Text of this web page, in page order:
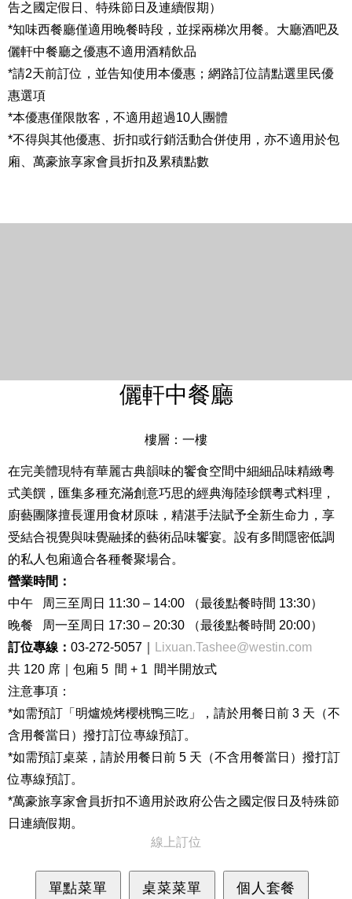
告之國定假日、特殊節日及連續假期）
*知味西餐廳僅適用晚餐時段，並採兩梯次用餐。大廳酒吧及
儷軒中餐廳之優惠不適用酒精飲品
*請2天前訂位，並告知使用本優惠；網路訂位請點選里民優
惠選項
*本優惠僅限散客，不適用超過10人團體
*不得與其他優惠、折扣或行銷活動合併使用，亦不適用於包
廂、萬豪旅享家會員折扣及累積點數
儷軒中餐廳
樓層：一樓
在完美體現特有華麗古典韻味的饗食空間中細細品味精緻粵
式美饌，匯集多種充滿創意巧思的經典海陸珍饌粵式料理，
廚藝團隊擅長運用食材原味，精湛手法賦予全新生命力，享
受結合視覺與味覺融揉的藝術品味饗宴。設有多間隱密低調
的私人包廂適合各種餐聚場合。
營業時間：
中午 周三至周日 11:30 – 14:00 （最後點餐時間 13:30）
晚餐 周一至周日 17:30 – 20:30 （最後點餐時間 20:00）
訂位專線： 03-272-5057｜
Lixuan.Tashee@westin.com
共 120 席｜包廂 5 間 + 1 間半開放式
注意事項：
*如需預訂「明爐燒烤櫻桃鴨三吃」，請於用餐日前 3 天（不
含用餐當日）撥打訂位專線預訂。
*如需預訂桌菜，請於用餐日前 5 天（不含用餐當日）撥打訂
位專線預訂。
*萬豪旅享家會員折扣不適用於政府公告之國定假日及特殊節
日連續假期。
線上訂位
單點菜單 桌菜菜單 個人套餐